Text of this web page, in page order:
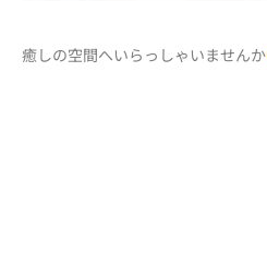
癒しの空間へいらっしゃいませんか